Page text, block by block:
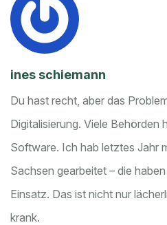
ines schiemann
Du hast recht, aber das
Digitalisierung. Viele Behörden
Software. Ich hab letztes Jahr
Sachsen gearbeitet – die
Einsatz. Das ist nicht nur
krank.